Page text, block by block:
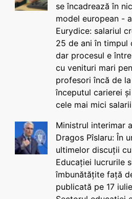
se încadrează în
model european -
Eurydice: salariul
25 de ani în timpul
dar procesul e
cu venituri mari
profesori încă de la
începutul carierei
cele mai mici salarii
Ministrul interimar
Dragos Pîslaru: În
ultimelor discuții
Educației lucrurile
îmbunătățite față
publicată pe 17